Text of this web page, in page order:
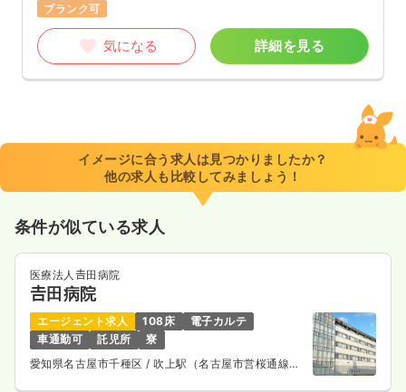
ブランク可
気になる 詳細を見る
イメージに合う求人は見つかりましたか？
他の求人も比較してみましょう！
条件が似ている求人
医療法人𠮷田病院
𠮷田病院
エージェント求人 108床
電子カルテ
車通勤可
託児所
寮
愛知県名古屋市千種区 / 吹上駅（名古屋市営桜通線）